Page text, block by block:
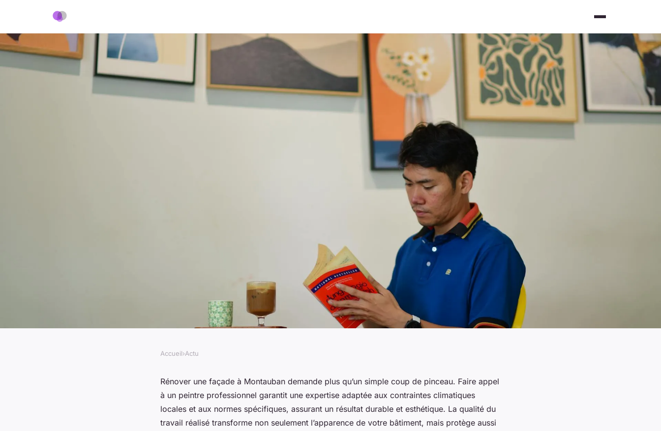
Rénovation et façades : pourquoi faire
appel à un peintre à montauban ?
Accueil›Actu
Rénover une façade à Montauban demande plus qu’un simple coup de pinceau. Faire appel
à un peintre professionnel garantit une expertise adaptée aux contraintes climatiques
locales et aux normes spécifiques, assurant un résultat durable et esthétique. La qualité du
travail réalisé transforme non seulement l’apparence de votre bâtiment, mais protège aussi